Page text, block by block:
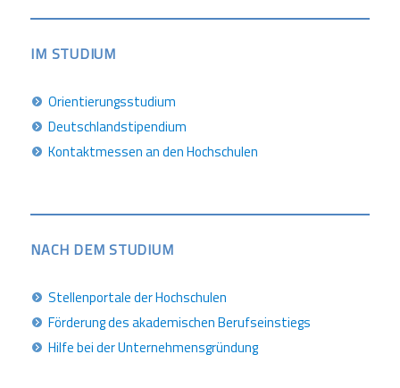
IM STUDIUM
Orientierungsstudium
Deutschlandstipendium
Kontaktmessen an den Hochschulen
NACH DEM STUDIUM
Stellenportale der Hochschulen
Förderung des akademischen Berufseinstiegs
Hilfe bei der Unternehmensgründung